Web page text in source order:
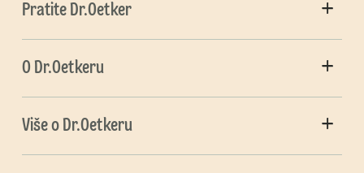
Pratite Dr.Oetker
O Dr.Oetkeru
Više o Dr.Oetkeru